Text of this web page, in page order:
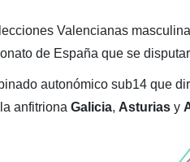
Valencianas
de España que se
autonómico sub14 que
anfitriona Galicia, Asturiasy